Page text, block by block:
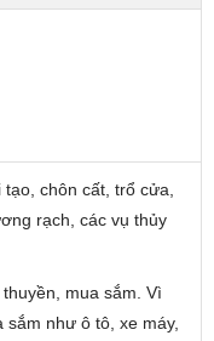
chôn cất, trổ cửa,
rạch, các vụ thủy
mua sắm. Vì
như ô tô, xe máy,